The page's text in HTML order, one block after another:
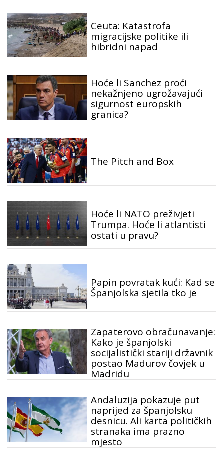
Ceuta: Katastrofa
migracijske politike ili
hibridni napad
Hoće li Sanchez proći
nekažnjeno ugrožavajući
sigurnost europskih
granica?
The Pitch and Box
Hoće li NATO preživjeti
Trumpa. Hoće li atlantisti
ostati u pravu?
Papin povratak kući: Kad se
Španjolska sjetila tko je
Zapaterovo obračunavanje:
Kako je španjolski
socijalistički stariji državnik
postao Madurov čovjek u
Madridu
Andaluzija pokazuje put
naprijed za španjolsku
desnicu. Ali karta političkih
stranaka ima prazno
mjesto